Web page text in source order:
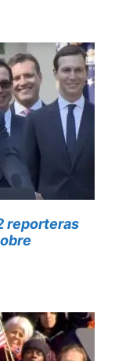
reporteras